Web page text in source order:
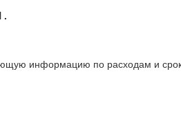
.
информацию по расходам и